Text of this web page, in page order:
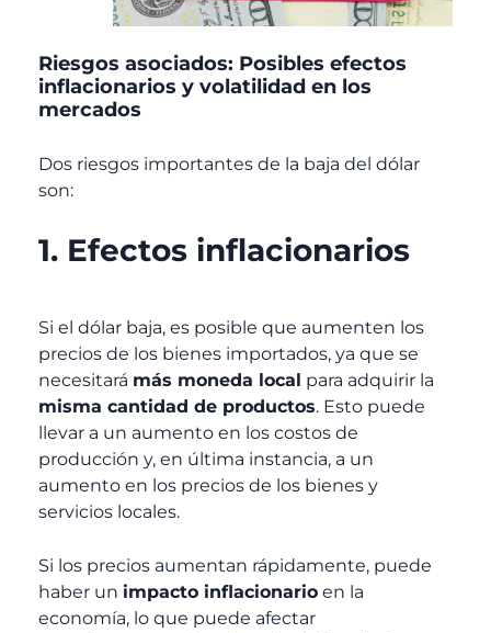
Riesgos asociados: Posibles efectos
inflacionarios y volatilidad en los
mercados
Dos riesgos importantes de la baja del dólar
son:
1. Efectos inflacionarios
Si el dólar baja, es posible que aumenten los
precios de los bienes importados, ya que se
necesitará más moneda local para adquirir la
misma cantidad de productos. Esto puede
llevar a un aumento en los costos de
producción y, en última instancia, a un
aumento en los precios de los bienes y
servicios locales.
Si los precios aumentan rápidamente, puede
haber un impacto inflacionario en la
economía, lo que puede afectar